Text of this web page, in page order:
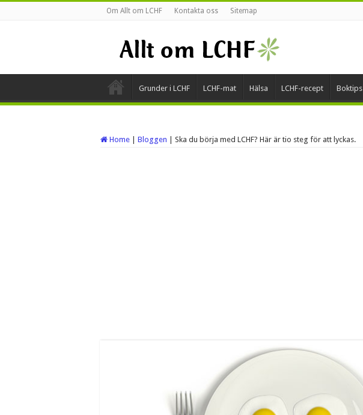
Om Allt om LCHF Kontakta oss Sitemap
Grunder i LCHF LCHF-mat Hälsa LCHF-recept Boktips
Home Bloggen Ska du börja med LCHF? Här är tio steg för att lyckas.